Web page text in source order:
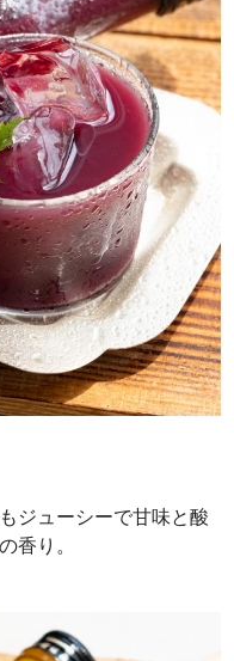
ジューシーで甘味と酸
香り。